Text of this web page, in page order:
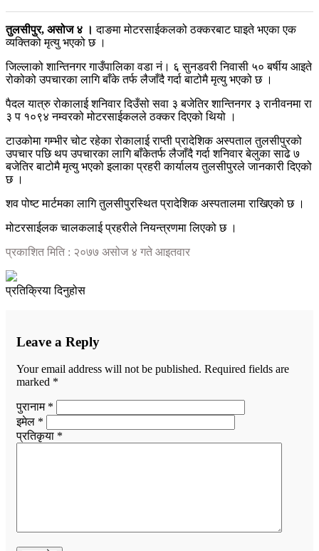
तुलसीपुर, असोज ४ । दाङमा मोटरसाईकलको ठक्करबाट घाइते भएका एक
व्यक्तिको मृत्यु भएको छ ।
जिल्लाको शान्तिनगर गाउँपालिका वडा नं। ६ सुनडवरी निवासी ५० बर्षीय आइते
रोकोको उपचारका लागि बाँके तर्फ लैजाँदै गर्दा बाटोमै मृत्यु भएको छ ।
पैदल यात्रु रोकालाई शनिवार दिउँसो सवा ३ बजेतिर शान्तिनगर ३ रानीवनमा रा
३ प १०९४ नम्वरको मोटरसाईकलले ठक्कर दिएको थियो ।
टाउकोमा गम्भीर चोट रहेका रोकालाई राप्ती प्रादेशिक अस्पताल तुलसीपुरको
उपचार पछि थप उपचारका लागि बाँकेतर्फ लैजाँदै गर्दा शनिवार बेलुका साढे ७
बजेतिर बाटोमै मृत्यु भएको इलाका प्रहरी कार्यालय तुलसीपुरले जानकारी दिएको
छ ।
शव पोष्ट मार्टमका लागि तुलसीपुरस्थित प्रादेशिक अस्पतालमा राखिएको छ ।
मोटरसाईलक चालकलाई प्रहरीले नियन्त्रणमा लिएको छ ।
प्रकाशित मिति : २०७७ असोज ४ गते आइतवार
प्रतिक्रिया दिनुहोस
Leave a Reply
Your email address will not be published. Required fields are
marked *
पुरानाम *
इमेल *
प्रतिकृया *